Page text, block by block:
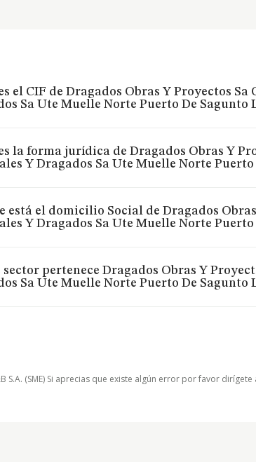
el CIF de Dragados Obras Y Proyectos
Sa Ute Muelle Norte Puerto De Sagunto
la forma jurídica de Dragados Obras Y
Y Dragados Sa Ute Muelle Norte Puerto
está el domicilio Social de Dragados
Y Dragados Sa Ute Muelle Norte Puerto
sector pertenece Dragados Obras Y
Sa Ute Muelle Norte Puerto De Sagunto
(SME) Si aprecias que existe algún error por favor